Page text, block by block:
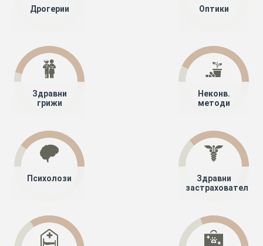
Дрогерии Оптики
Здравни
грижи
Неконв.
методи
Психолози
Здравни
застрахователи